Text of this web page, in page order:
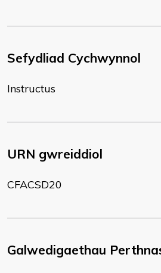
Sefydliad Cychwynnol
Instructus
URN gwreiddiol
CFACSD20
Galwedigaethau